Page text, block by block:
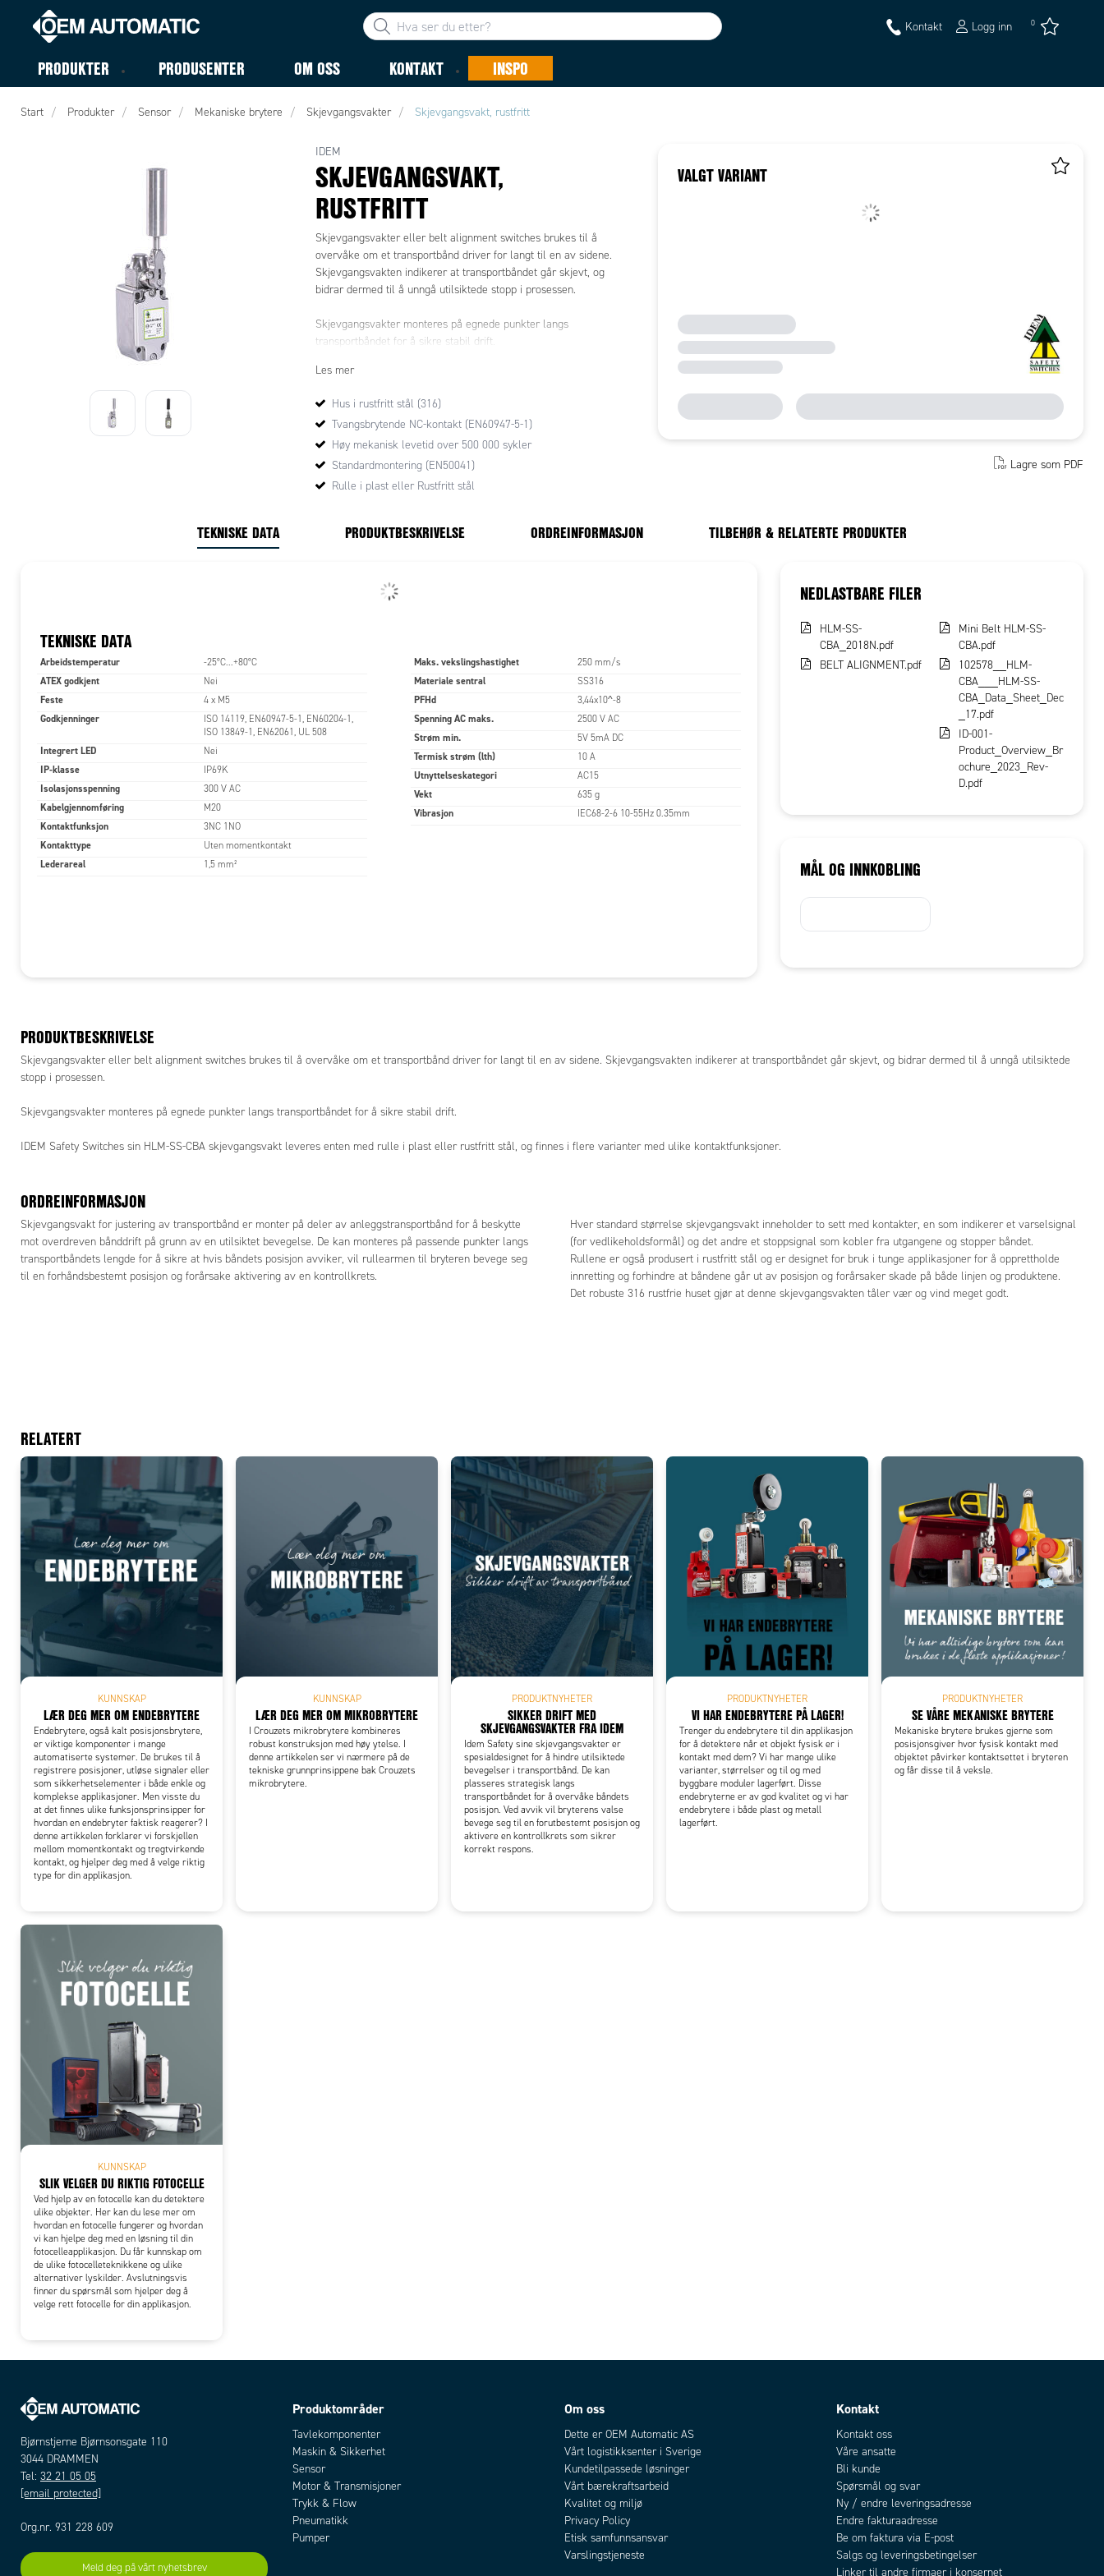
Kontakt Logg inn 0
PRODUKTER PRODUSENTER OM OSS KONTAKT INSPO
Start Produkter Sensor Mekaniske brytere Skjevgangsvakter Skjevgangsvakt, rustfritt
IDEM
SKJEVGANGSVAKT,
RUSTFRITT
Skjevgangsvakter eller belt alignment switches brukes til å
overvåke om et transportbånd driver for langt til en av sidene.
Skjevgangsvakten indikerer at transportbåndet går skjevt, og
bidrar dermed til å unngå utilsiktede stopp i prosessen.
Skjevgangsvakter monteres på egnede punkter langs
transportbåndet for å sikre stabil drift.
IDEM Safety Switches sin HLM-SS-CBA skjevgangsvakt leveres
varianter med ulike kontaktfunksjoner.
Les mer
Hus i rustfritt stål (316)
Tvangsbrytende NC-kontakt (EN60947-5-1)
Høy mekanisk levetid over 500 000 sykler
Standardmontering (EN50041)
Rulle i plast eller Rustfritt stål
VALGT VARIANT
Lagre som PDF
TEKNISKE DATA PRODUKTBESKRIVELSE ORDREINFORMASJON TILBEHØR & RELATERTE PRODUKTER
TEKNISKE DATA
Arbeidstemperatur -25°C...+80°C
ATEX godkjent Nei
Feste 4 x M5
Godkjenninger
ISO 14119, EN60947-5-1, EN60204-1,
ISO 13849-1, EN62061, UL 508
Integrert LED Nei
IP-klasse IP69K
Isolasjonsspenning 300 V AC
Kabelgjennomføring M20
Kontaktfunksjon 3NC 1NO
Kontakttype Uten momentkontakt
Lederareal 1,5 mm²
Maks. vekslingshastighet 250 mm/s
Materiale sentral SS316
PFHd 3,44x10^-8
Spenning AC maks. 2500 V AC
Strøm min. 5V 5mA DC
Termisk strøm (lth) 10 A
Utnyttelseskategori AC15
Vekt 635 g
Vibrasjon IEC68-2-6 10-55Hz 0.35mm
NEDLASTBARE FILER
HLM-SS-
CBA_2018N.pdf
BELT ALIGNMENT.pdf
Mini Belt HLM-SS-
CBA.pdf
102578__HLM-
CBA___HLM-SS-
CBA_Data_Sheet_Dec
_17.pdf
ID-001-
Product_Overview_Br
ochure_2023_Rev-
D.pdf
MÅL OG INNKOBLING
PRODUKTBESKRIVELSE
Skjevgangsvakter eller belt alignment switches brukes til å overvåke om et transportbånd driver for langt til en av sidene. Skjevgangsvakten indikerer at transportbåndet går skjevt, og bidrar dermed til å unngå utilsiktede
stopp i prosessen.
Skjevgangsvakter monteres på egnede punkter langs transportbåndet for å sikre stabil drift.
IDEM Safety Switches sin HLM-SS-CBA skjevgangsvakt leveres enten med rulle i plast eller rustfritt stål, og finnes i flere varianter med ulike kontaktfunksjoner.
ORDREINFORMASJON
Skjevgangsvakt for justering av transportbånd er monter på deler av anleggstransportbånd for å beskytte
mot overdreven bånddrift på grunn av en utilsiktet bevegelse. De kan monteres på passende punkter langs
transportbåndets lengde for å sikre at hvis båndets posisjon avviker, vil rullearmen til bryteren bevege seg
til en forhåndsbestemt posisjon og forårsake aktivering av en kontrollkrets.
Hver standard størrelse skjevgangsvakt inneholder to sett med kontakter, en som indikerer et varselsignal
(for vedlikeholdsformål) og det andre et stoppsignal som kobler fra utgangene og stopper båndet.
Rullene er også produsert i rustfritt stål og er designet for bruk i tunge applikasjoner for å opprettholde
innretting og forhindre at båndene går ut av posisjon og forårsaker skade på både linjen og produktene.
Det robuste 316 rustfrie huset gjør at denne skjevgangsvakten tåler vær og vind meget godt.
Add to existing cart row Add as new cart row
RELATERT
KUNNSKAP
LÆR DEG MER OM ENDEBRYTERE
Endebrytere, også kalt posisjonsbrytere,
er viktige komponenter i mange
automatiserte systemer. De brukes til å
registrere posisjoner, utløse signaler eller
som sikkerhetselementer i både enkle og
komplekse applikasjoner. Men visste du
at det finnes ulike funksjonsprinsipper for
hvordan en endebryter faktisk reagerer? I
denne artikkelen forklarer vi forskjellen
mellom momentkontakt og tregtvirkende
kontakt, og hjelper deg med å velge riktig
type for din applikasjon.
KUNNSKAP
LÆR DEG MER OM MIKROBRYTERE
I Crouzets mikrobrytere kombineres
robust konstruksjon med høy ytelse. I
denne artikkelen ser vi nærmere på de
tekniske grunnprinsippene bak Crouzets
mikrobrytere.
PRODUKTNYHETER
SIKKER DRIFT MED
SKJEVGANGSVAKTER FRA IDEM
Idem Safety sine skjevgangsvakter er
spesialdesignet for å hindre utilsiktede
bevegelser i transportbånd. De kan
plasseres strategisk langs
transportbåndet for å overvåke båndets
posisjon. Ved avvik vil bryterens valse
bevege seg til en forutbestemt posisjon og
aktivere en kontrollkrets som sikrer
korrekt respons.
PRODUKTNYHETER
VI HAR ENDEBRYTERE PÅ LAGER!
Trenger du endebrytere til din applikasjon
for å detektere når et objekt fysisk er i
kontakt med dem? Vi har mange ulike
varianter, størrelser og til og med
byggbare moduler lagerført. Disse
endebryterne er av god kvalitet og vi har
endebrytere i både plast og metall
lagerført.
PRODUKTNYHETER
SE VÅRE MEKANISKE BRYTERE
Mekaniske brytere brukes gjerne som
posisjonsgiver hvor fysisk kontakt med
objektet påvirker kontaktsettet i bryteren
og får disse til å veksle.
KUNNSKAP
SLIK VELGER DU RIKTIG FOTOCELLE
Ved hjelp av en fotocelle kan du detektere
ulike objekter. Her kan du lese mer om
hvordan en fotocelle fungerer og hvordan
vi kan hjelpe deg med en løsning til din
fotocelleapplikasjon. Du får kunnskap om
de ulike fotocelleteknikkene og ulike
alternativer lyskilder. Avslutningsvis
finner du spørsmål som hjelper deg å
velge rett fotocelle for din applikasjon.
Bjørnstjerne Bjørnsonsgate 110
3044 DRAMMEN
Tel: 32 21 05 05
[email protected]
Org.nr. 931 228 609
Meld deg på vårt nyhetsbrev
Produktområder
Tavlekomponenter
Maskin & Sikkerhet
Sensor
Motor & Transmisjoner
Trykk & Flow
Pneumatikk
Pumper
Om oss
Dette er OEM Automatic AS
Vårt logistikksenter i Sverige
Kundetilpassede løsninger
Vårt bærekraftsarbeid
Kvalitet og miljø
Privacy Policy
Etisk samfunnsansvar
Varslingstjeneste
Kontakt
Kontakt oss
Våre ansatte
Bli kunde
Spørsmål og svar
Ny / endre leveringsadresse
Endre fakturaadresse
Be om faktura via E-post
Salgs og leveringsbetingelser
Linker til andre firmaer i konsernet